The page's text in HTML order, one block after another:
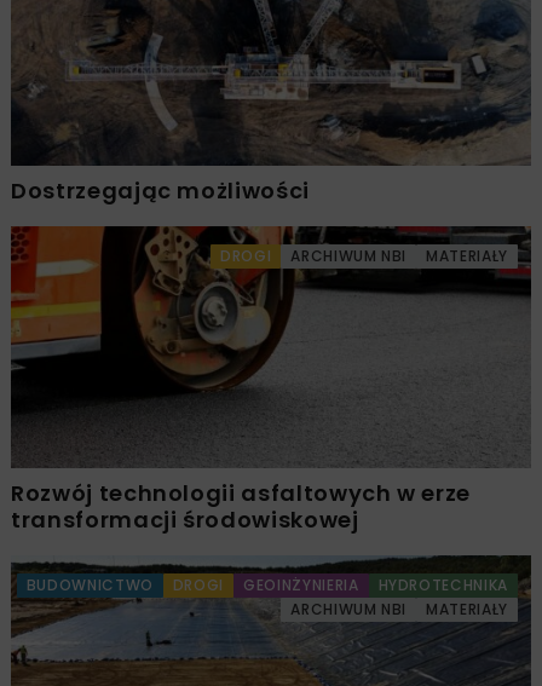
Dostrzegając możliwości
DROGI ARCHIWUM NBI MATERIAŁY
Rozwój technologii asfaltowych w erze
transformacji środowiskowej
BUDOWNICTWO DROGI GEOINŻYNIERIA
HYDROTECHNIKA
ARCHIWUM NBI
MATERIAŁY